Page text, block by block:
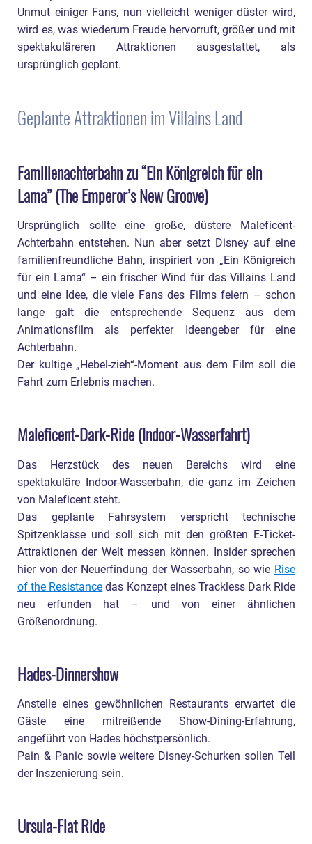
Unmut einiger Fans, nun vielleicht weniger düster wird,
wird es, was wiederum Freude hervorruft, größer und mit
spektakuläreren Attraktionen ausgestattet, als
ursprünglich geplant.
Geplante Attraktionen im Villains Land
Familienachterbahn zu “Ein Königreich für ein
Lama” (The Emperor’s New Groove)
Ursprünglich sollte eine große, düstere Maleficent-
Achterbahn entstehen. Nun aber setzt Disney auf eine
familienfreundliche Bahn, inspiriert von „Ein Königreich
für ein Lama“ – ein frischer Wind für das Villains Land
und eine Idee, die viele Fans des Films feiern – schon
lange galt die entsprechende Sequenz aus dem
Animationsfilm als perfekter Ideengeber für eine
Achterbahn.
Der kultige „Hebel-zieh“-Moment aus dem Film soll die
Fahrt zum Erlebnis machen.
Maleficent-Dark-Ride (Indoor-Wasserfahrt)
Das Herzstück des neuen Bereichs wird eine
spektakuläre Indoor-Wasserbahn, die ganz im Zeichen
von Maleficent steht.
Das geplante Fahrsystem verspricht technische
Spitzenklasse und soll sich mit den größten E-Ticket-
Attraktionen der Welt messen können. Insider sprechen
hier von der Neuerfindung der Wasserbahn, so wie Rise
of the Resistance das Konzept eines Trackless Dark Ride
neu erfunden hat – und von einer ähnlichen
Größenordnung.
Hades-Dinnershow
Anstelle eines gewöhnlichen Restaurants erwartet die
Gäste eine mitreißende Show-Dining-Erfahrung,
angeführt von Hades höchstpersönlich.
Pain & Panic sowie weitere Disney-Schurken sollen Teil
der Inszenierung sein.
Ursula-Flat Ride